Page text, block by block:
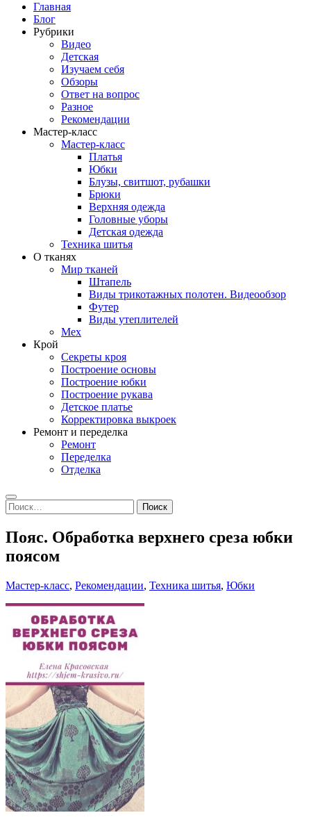
Главная
Блог
Рубрики
Видео
Детская
Изучаем себя
Обзоры
Ответ на вопрос
Разное
Рекомендации
Мастер-класс
Мастер-класс
Платья
Юбки
Блузы, свитшот, рубашки
Брюки
Верхняя одежда
Головные уборы
Детская одежда
Техника шитья
О тканях
Мир тканей
Штапель
Виды трикотажных полотен. Видеообзор
Футер
Виды утеплителей
Мех
Крой
Секреты кроя
Построение основы
Построение юбки
Построение рукава
Детское платье
Корректировка выкроек
Ремонт и переделка
Ремонт
Переделка
Отделка
Search
Найти:
Пояс. Обработка верхнего среза юбки
поясом
Мастер-класс, Рекомендации, Техника шитья, Юбки